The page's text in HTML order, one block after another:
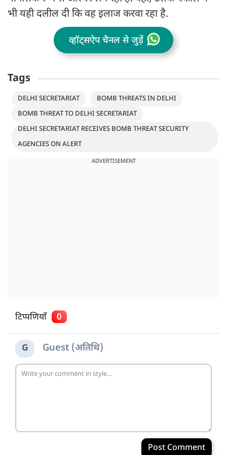
भी यही दलील दी कि वह इलाज करवा रहा है.
व्हॉट्सऐप चैनल से जुड़ें
Tags
DELHI SECRETARIAT
BOMB THREATS IN DELHI
BOMB THREAT TO DELHI SECRETARIAT
DELHI SECRETARIAT RECEIVES BOMB THREAT SECURITY
AGENCIES ON ALERT
ADVERTISEMENT
टिप्पणियाँ 0
G Guest (अतिथि)
Post Comment